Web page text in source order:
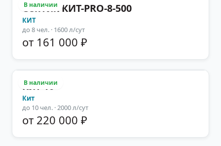
В наличии
Септик КИТ-PRO-8-500
КИТ
до 8 чел. · 1600 л/сут
от 161 000 ₽
В наличии
Кит 10
Кит
до 10 чел. · 2000 л/сут
от 220 000 ₽